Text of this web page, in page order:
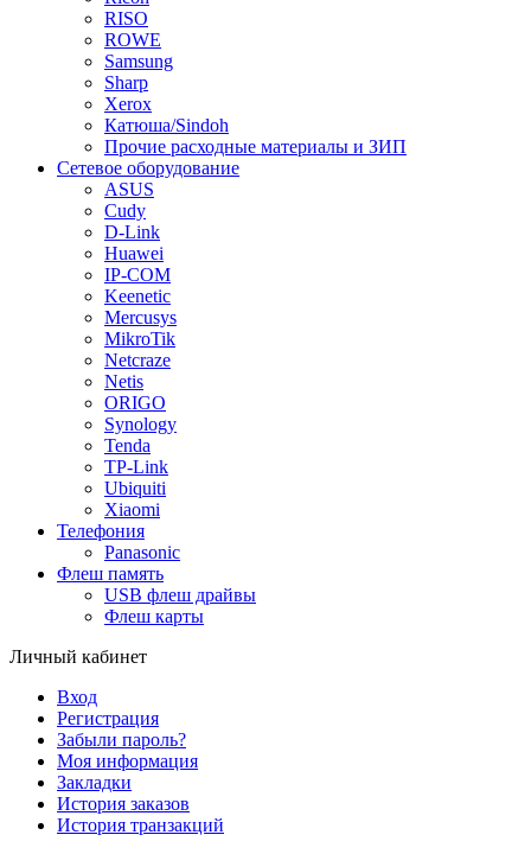
RISO
ROWE
Samsung
Sharp
Xerox
Катюша/Sindoh
Прочие расходные материалы и ЗИП
Сетевое оборудование
ASUS
Cudy
D-Link
Huawei
IP-COM
Keenetic
Mercusys
MikroTik
Netcraze
Netis
ORIGO
Synology
Tenda
TP-Link
Ubiquiti
Xiaomi
Телефония
Panasonic
Флеш память
USB флеш драйвы
Флеш карты
Личный кабинет
Вход
Регистрация
Забыли пароль?
Моя информация
Закладки
История заказов
История транзакций